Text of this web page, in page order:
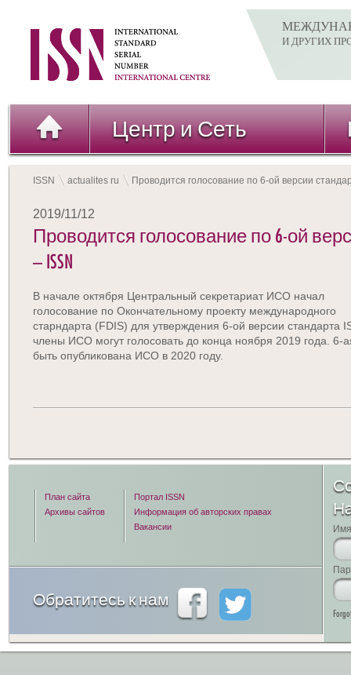
И ДРУГИХ
Центр и Сеть
ISSN actualites ru Проводится голосование по 6-ой версии
2019/11/12
Проводится голосование по 6-ой
– ISSN
В начале октября Центральный секретариат ИСО начал
голосование по Окончательному проекту международного
старндарта (FDIS) для утверждения 6-ой версии
члены ИСО могут голосовать до конца ноября 2019 года. 6-
быть опубликована ИСО в 2020 году.
План сайта
Архивы сайтов
Портал ISSN
Информация об авторских правах
Вакансии
Обратитесь к нам
Имя